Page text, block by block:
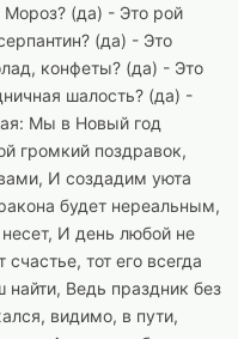
(да) - Это рой
(да) - Это
конфеты? (да) - Это
шалость? (да) -
Мы в Новый год
громкий поздравок,
И создадим уюта
будет нереальным,
И день любой не
тот его всегда
найти, Ведь праздник без
видимо, в пути,